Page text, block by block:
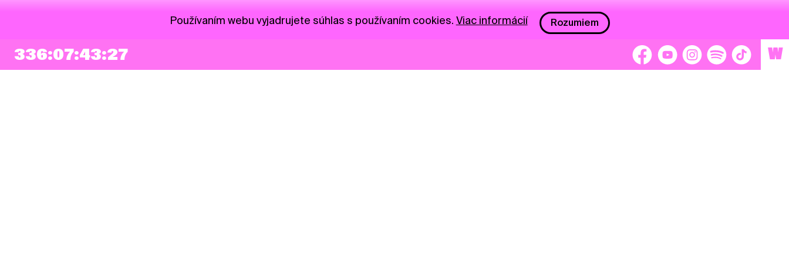
336:07:43:26 W
Používaním webu vyjadrujete súhlas s používaním cookies. Viac informácií Rozumiem